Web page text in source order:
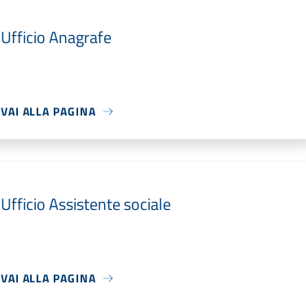
Ufficio Anagrafe
VAI ALLA PAGINA
Ufficio Assistente sociale
VAI ALLA PAGINA